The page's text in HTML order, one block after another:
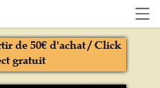
de 50€ d'achat / Click
gratuit